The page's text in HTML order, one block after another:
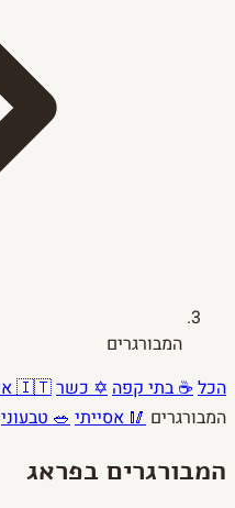
המבורגרים
הכל☕ בתי קפה✡ כשר🇮🇹 איטלקי
המבורגרים 🥢 אסייתי🥗 טבעוני
המבורגרים בפראג